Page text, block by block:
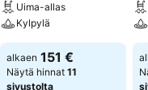
Uima-allas
Kylpylä
alkaen 151 €
Näytä hinnat 11
sivustolta